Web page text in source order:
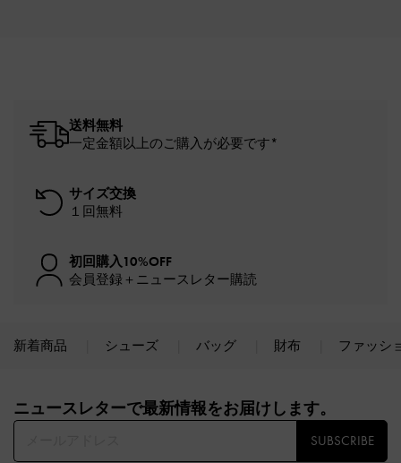
送料無料
一定金額以上のご購入が必要です*
サイズ交換
１回無料
初回購入10%OFF
会員登録＋ニュースレター購読
新着商品 シューズ バッグ 財布 ファッシ
ニュースレターで最新情報をお届けします。​
SUBSCRIBE